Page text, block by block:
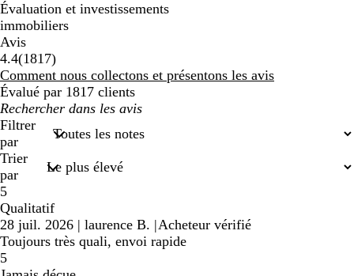
Évaluation et investissements
immobiliers
Avis
4.4(18171817
avis
)
Comment nous collectons et présentons les avis
Évalué par 1817 clients
Mes
recherches
saisies
Filtrer
par
Trier
par
5
Qualitatif
28 juil. 2026 | laurence B. |Acheteur vérifié
Toujours très quali, envoi rapide
5